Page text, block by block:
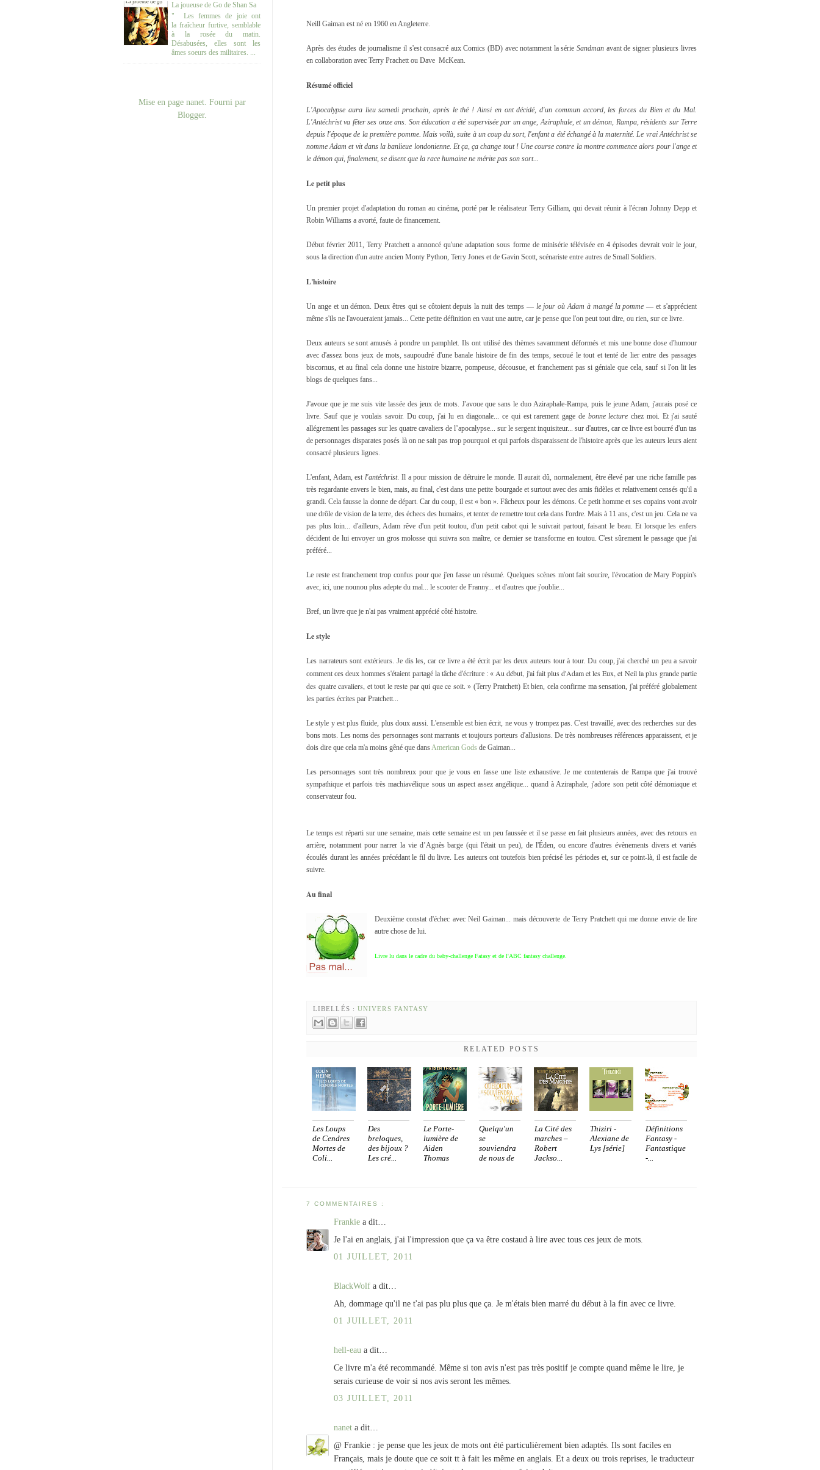
Neill Gaiman est né en 1960 en Angleterre.
Après des études de journalisme il s'est consacré aux Comics (BD) avec notamment la série Sandman avant de signer plusieurs livres
en collaboration avec Terry Prachett ou Dave McKean.
Résumé officiel
L'Apocalypse aura lieu samedi prochain, après le thé ! Ainsi en ont décidé, d'un commun accord, les forces du Bien et du Mal.
L'Antéchrist va fêter ses onze ans. Son éducation a été supervisée par un ange, Aziraphale, et un démon, Rampa, résidents sur Terre
depuis l'époque de la première pomme. Mais voilà, suite à un coup du sort, l'enfant a été échangé à la maternité. Le vrai Antéchrist se
nomme Adam et vit dans la banlieue londonienne. Et ça, ça change tout ! Une course contre la montre commence alors pour l'ange et
le démon qui, finalement, se disent que la race humaine ne mérite pas son sort...
Le petit plus
Un premier projet d'adaptation du roman au cinéma, porté par le réalisateur Terry Gilliam, qui devait réunir à l'écran Johnny Depp et
Robin Williams a avorté, faute de financement.
Début février 2011, Terry Pratchett a annoncé qu'une adaptation sous forme de minisérie télévisée en 4 épisodes devrait voir le jour,
sous la direction d'un autre ancien Monty Python, Terry Jones et de Gavin Scott, scénariste entre autres de Small Soldiers.
L'histoire
Un ange et un démon. Deux êtres qui se côtoient depuis la nuit des temps — le jour où Adam à mangé la pomme — et s'apprécient
même s'ils ne l'avoueraient jamais... Cette petite définition en vaut une autre, car je pense que l'on peut tout dire, ou rien, sur ce livre.
Deux auteurs se sont amusés à pondre un pamphlet. Ils ont utilisé des thèmes savamment déformés et mis une bonne dose d'humour
avec d'assez bons jeux de mots, saupoudré d'une banale histoire de fin des temps, secoué le tout et tenté de lier entre des passages
biscornus, et au final cela donne une histoire bizarre, pompeuse, décousue, et franchement pas si géniale que cela, sauf si l'on lit les
blogs de quelques fans...
J'avoue que je me suis vite lassée des jeux de mots. J'avoue que sans le duo Aziraphale-Rampa, puis le jeune Adam, j'aurais posé ce
livre. Sauf que je voulais savoir. Du coup, j'ai lu en diagonale... ce qui est rarement gage de bonne lecture chez moi. Et j'ai sauté
allégrement les passages sur les quatre cavaliers de l’apocalypse... sur le sergent inquisiteur... sur d'autres, car ce livre est bourré d'un tas
de personnages disparates posés là on ne sait pas trop pourquoi et qui parfois disparaissent de l'histoire après que les auteurs leurs aient
consacré plusieurs lignes.
L'enfant, Adam, estl'antéchrist. Il a pour mission de détruire le monde. Il aurait dû, normalement, être élevé par une riche famille pas
très regardante envers le bien, mais, au final, c'est dans une petite bourgade et surtout avec des amis fidèles et relativement censés qu'il a
grandi. Cela fausse la donne de départ. Car du coup, il est « bon ». Fâcheux pour les démons. Ce petit homme et ses copains vont avoir
une drôle de vision de la terre, des échecs des humains, et tenter de remettre tout cela dans l'ordre. Mais à 11 ans, c'est un jeu. Cela ne va
pas plus loin... d'ailleurs, Adam rêve d'un petit toutou, d'un petit cabot qui le suivrait partout, faisant le beau. Et lorsque les enfers
décident de lui envoyer un gros molosse qui suivra son maître, ce dernier se transforme en toutou. C'est sûrement le passage que j'ai
préféré...
Le reste est franchement trop confus pour que j'en fasse un résumé. Quelques scènes m'ont fait sourire, l'évocation de Mary Poppin's
avec, ici, une nounou plus adepte du mal... le scooter de Franny... et d'autres que j'oublie...
Bref, un livre que je n'ai pas vraiment apprécié côté histoire.
Le style
Les narrateurs sont extérieurs. Je dis les, car ce livre a été écrit par les deux auteurs tour à tour. Du coup, j'ai cherché un peu a savoir
comment ces deux hommes s'étaient partagé la tâche d'écriture : «Au début, j'ai fait plus d'Adam et les Eux, et Neil la plus grande partie
des quatre cavaliers, et tout le reste par qui que ce soit. » (Terry Pratchett) Et bien, cela confirme ma sensation, j'ai préféré globalement
les parties écrites par Pratchett...
Le style y est plus fluide, plus doux aussi. L'ensemble est bien écrit, ne vous y trompez pas. C'est travaillé, avec des recherches sur des
bons mots. Les noms des personnages sont marrants et toujours porteurs d'allusions. De très nombreuses références apparaissent, et je
dois dire que cela m'a moins gêné que dansAmerican Gods de Gaiman...
Les personnages sont très nombreux pour que je vous en fasse une liste exhaustive. Je me contenterais de Rampa que j'ai trouvé
sympathique et parfois très machiavélique sous un aspect assez angélique... quand à Aziraphale, j'adore son petit côté démoniaque et
conservateur fou.
Le temps est réparti sur une semaine, mais cette semaine est un peu faussée et il se passe en fait plusieurs années, avec des retours en
arrière, notamment pour narrer la vie d’Agnès barge (qui l'était un peu), de l'Éden, ou encore d'autres évènements divers et variés
écoulés durant les années précédant le fil du livre. Les auteurs ont toutefois bien précisé les périodes et, sur ce point-là, il est facile de
suivre.
Au final
Deuxième constat d'échec avec Neil Gaiman... mais découverte de Terry Pratchett qui me donne envie de lire
autre chose de lui.
Livre lu dans le cadre du baby-challenge Fatasy et de l'ABC fantasy challenge.
LIBELLÉS :UNIVERS FANTASY
RELATED POSTS
Les Loups
de Cendres
Mortes de
Coli...
Des
breloques,
des bijoux ?
Les cré...
Le Porte-
lumière de
Aiden
Thomas
Quelqu'un
se
souviendra
de nous de
La Cité des
marches –
Robert
Jackso...
Thiziri -
Alexiane de
Lys [série]
Définitions
Fantasy -
Fantastique
-...
7 COMMENTAIRES :
Frankie a dit…
Je l'ai en anglais, j'ai l'impression que ça va être costaud à lire avec tous ces jeux de mots.
01 JUILLET, 2011
BlackWolf a dit…
Ah, dommage qu'il ne t'ai pas plu plus que ça. Je m'étais bien marré du début à la fin avec ce livre.
01 JUILLET, 2011
hell-eau a dit…
Ce livre m'a été recommandé. Même si ton avis n'est pas très positif je compte quand même le lire, je
serais curieuse de voir si nos avis seront les mêmes.
03 JUILLET, 2011
nanet a dit…
@ Frankie : je pense que les jeux de mots ont été particulièrement bien adaptés. Ils sont faciles en
Français, mais je doute que ce soit tt à fait les même en anglais. Et a deux ou trois reprises, le traducteur
La joueuse de Go de Shan Sa
" Les femmes de joie ont
la fraîcheur furtive, semblable
à la rosée du matin.
Désabusées, elles sont les
âmes soeurs des militaires. ...
Mise en page nanet. Fourni par
Blogger.